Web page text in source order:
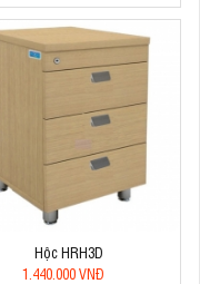
Hộc HRH3D
1.440.000 VNĐ